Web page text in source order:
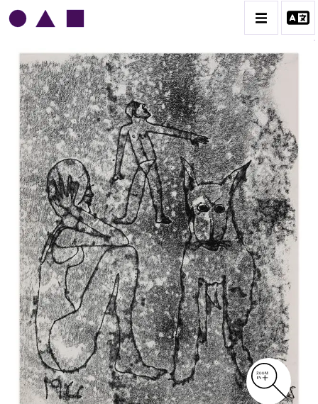
NORRIS EMBRY
BIOGRAPHIE
CATALOGUE DES OEUVRES
1945-1949
1950-1954
1955-1959
1960-1964
1964-1969
1970-1974
1975-1980
CONTACT